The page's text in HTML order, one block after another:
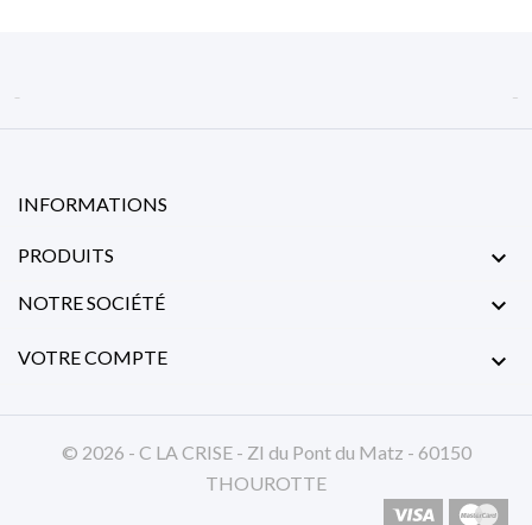
 
INFORMATIONS
PRODUITS 
NOTRE SOCIÉTÉ 
VOTRE COMPTE 
© 2026 - C LA CRISE - ZI du Pont du Matz - 60150
THOUROTTE